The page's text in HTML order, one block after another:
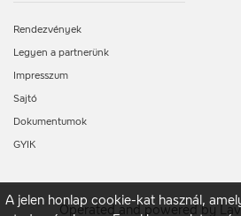
Rendezvények
Legyen a partnerünk
Impresszum
Sajtó
Dokumentumok
GYIK
Operated and powered by
A jelen honlap cookie-kat használ,